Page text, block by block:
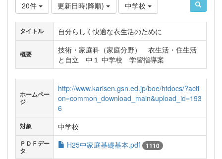
20件 更新日時(降順) 中学校
タイトル 自分らしく快適な衣生活のために
概要
技術・家庭科（家庭分野） 衣生活・住生活
と自立 中１ 中学校 学習指導案
ホームペー
ジ
http://www.karisen.gsn.ed.jp/boe/htdocs/?acti
on=common_download_main&upload_id=193
6
対象 中学校
ＰＤＦデー
タ
H25中家庭基礎基本.pdf 1110